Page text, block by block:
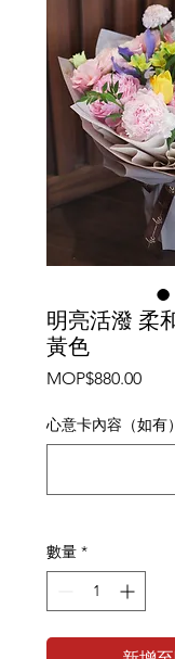
明亮活潑 柔
黃色
MOP$880.00價
心意卡內容（如有
數量 *